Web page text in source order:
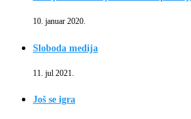
10. januar 2020.
Sloboda medija
11. jul 2021.
Još se igra